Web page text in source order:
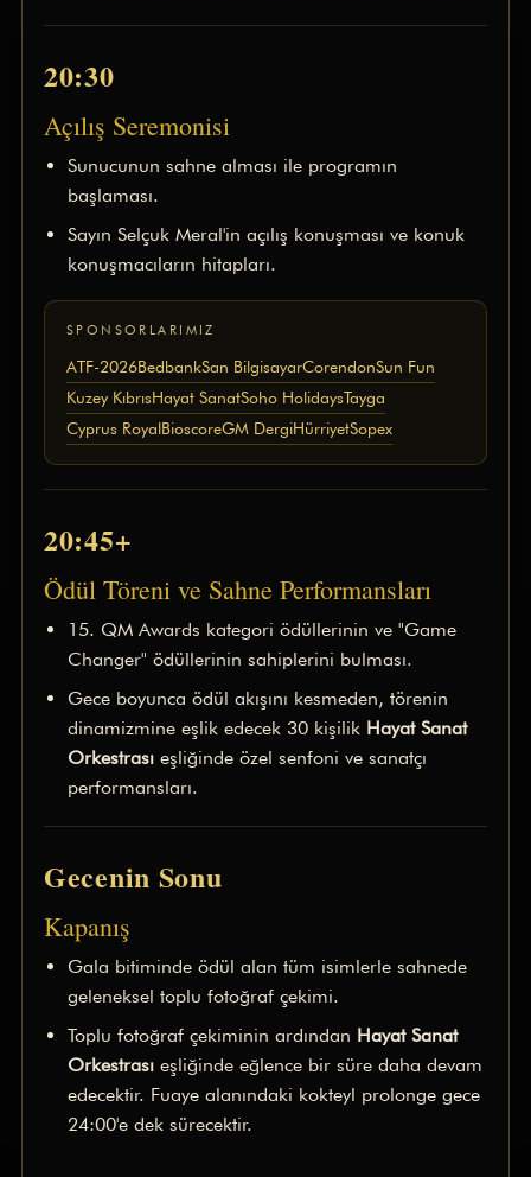
İLETİŞİM
Çerez Politikası
KVKK Aydınlatma Metni
20:30
Açılış Seremonisi
Sunucunun sahne alması ile programın
başlaması.
Sayın Selçuk Meral'in açılış konuşması ve konuk
konuşmacıların hitapları.
SPONSORLARIMIZ
ATF-2026BedbankSan BilgisayarCorendonSun Fun
Kuzey KıbrısHayat SanatSoho HolidaysTayga
Cyprus RoyalBioscoreGM DergiHürriyetSopex
20:45+
Ödül Töreni ve Sahne Performansları
15. QM Awards kategori ödüllerinin ve "Game
Changer" ödüllerinin sahiplerini bulması.
Gece boyunca ödül akışını kesmeden, törenin
dinamizmine eşlik edecek 30 kişilik Hayat Sanat
Orkestrasıeşliğinde özel senfoni ve sanatçı
performansları.
Gecenin Sonu
Kapanış
Gala bitiminde ödül alan tüm isimlerle sahnede
geleneksel toplu fotoğraf çekimi.
Toplu fotoğraf çekiminin ardından Hayat Sanat
Orkestrasıeşliğinde eğlence bir süre daha devam
edecektir. Fuaye alanındaki kokteyl prolonge gece
24:00'e dek sürecektir.